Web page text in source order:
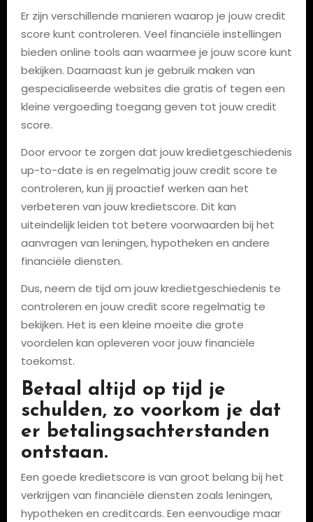
Er zijn verschillende manieren waarop je jouw credit
score kunt controleren. Veel financiële instellingen
bieden online tools aan waarmee je jouw score kunt
bekijken. Daarnaast kun je gebruik maken van
gespecialiseerde websites die gratis of tegen een
kleine vergoeding toegang geven tot jouw credit
score.
Door ervoor te zorgen dat jouw kredietgeschiedenis
up-to-date is en regelmatig jouw credit score te
controleren, kun jij proactief werken aan het
verbeteren van jouw kredietscore. Dit kan
uiteindelijk leiden tot betere voorwaarden bij het
aanvragen van leningen, hypotheken en andere
financiële diensten.
Dus, neem de tijd om jouw kredietgeschiedenis te
controleren en jouw credit score regelmatig te
bekijken. Het is een kleine moeite die grote
voordelen kan opleveren voor jouw financiële
toekomst.
Betaal altijd op tijd je
schulden, zo voorkom je dat
er betalingsachterstanden
ontstaan.
Een goede kredietscore is van groot belang bij het
verkrijgen van financiële diensten zoals leningen,
hypotheken en creditcards. Een eenvoudige maar